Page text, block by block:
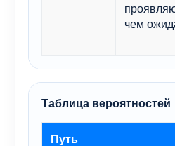
чем
Таблица вероятностей
Путь